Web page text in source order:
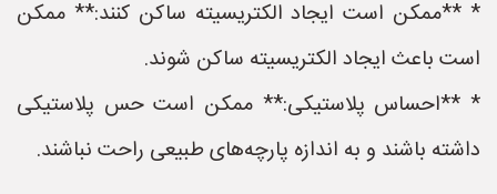
* **ممکن است ایجاد الکتریسیته ساکن کنند:** ممکن
است باعث ایجاد الکتریسیته ساکن شوند.
* **احساس پلاستیکی:** ممکن است حس پلاستیکی
داشته باشند و به اندازه پارچه‌های طبیعی راحت نباشند.